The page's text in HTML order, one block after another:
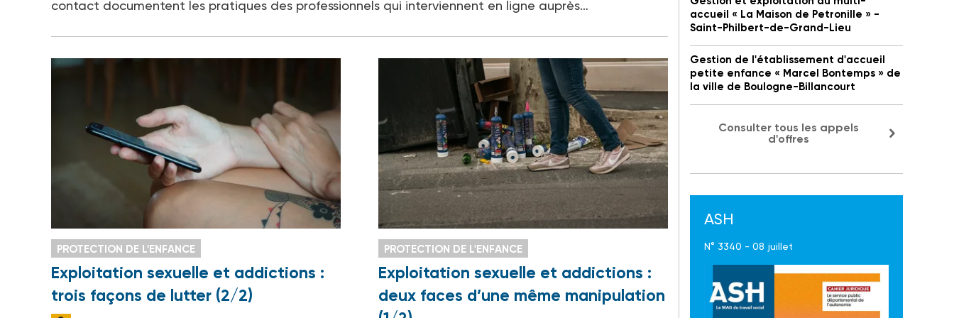
contact documentent les pratiques des professionnels qui interviennent en ligne auprès…
PROTECTION DE L'ENFANCE
Exploitation sexuelle et addictions :
trois façons de lutter (2/2)
PROTECTION DE L'ENFANCE
Exploitation sexuelle et addictions :
deux faces d’une même manipulation
accueil « La Maison de Petronille » -
Saint-Philbert-de-Grand-Lieu
Gestion de l'établissement d'accueil
petite enfance « Marcel Bontemps » de
la ville de Boulogne-Billancourt
Consulter tous les appels
d'offres
ASH
N° 3340 - 08 juillet